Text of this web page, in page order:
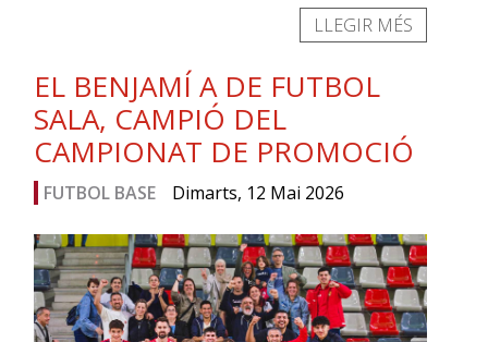
LLEGIR MÉS
EL BENJAMÍ A DE FUTBOL
SALA, CAMPIÓ DEL
CAMPIONAT DE PROMOCIÓ
FUTBOL BASE Dimarts, 12 Mai 2026